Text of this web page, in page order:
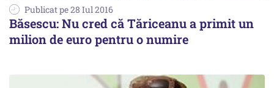
Publicat pe 28 Iul 2016
Băsescu: Nu cred că Tăriceanu a primit un
milion de euro pentru o numire